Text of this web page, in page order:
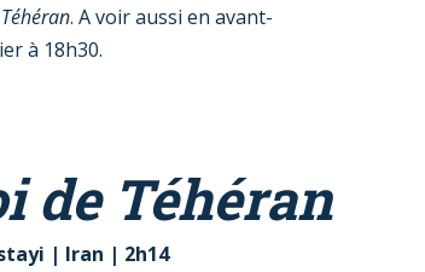
. A voir aussi en avant-
à 18h30.
de Téhéran
| Iran | 2h14